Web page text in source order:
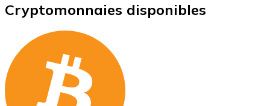
Cryptomonnaies disponibles